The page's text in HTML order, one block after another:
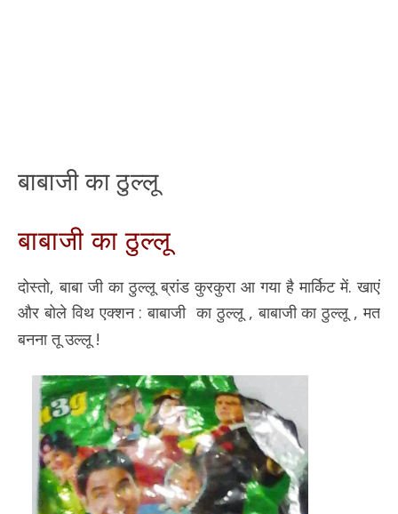
बाबाजी का ठुल्लू
बाबाजी का ठुल्लू
दोस्तो, बाबा जी का ठुल्लू ब्रांड कुरकुरा आ गया है मार्किट में. खाएं
और बोले विथ एक्शन : बाबाजी का ठुल्लू , बाबाजी का ठुल्लू , मत
बनना तू उल्लू !